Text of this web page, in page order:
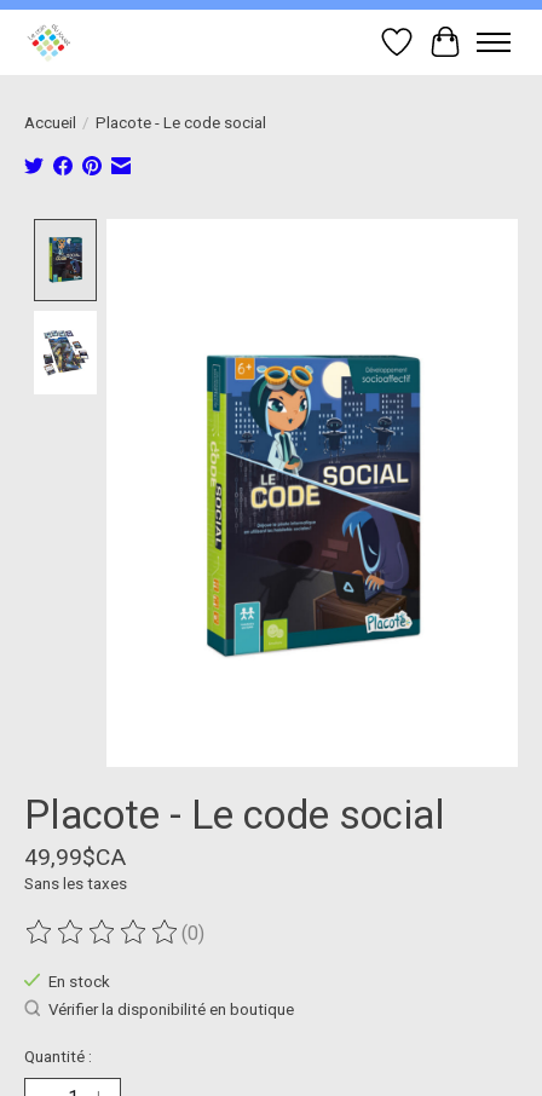
Liste dePanier
Accueil / Placote - Le code social
Placote - Le code social
49,99$CA
Sans les taxes
Ce produit est évalué à
(0)
En stock
Vérifier la disponibilité en boutique
Quantité :